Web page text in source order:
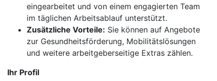
eingearbeitet und von einem engagierten Team
im täglichen Arbeitsablauf unterstützt.
Zusätzliche Vorteile: Sie können auf Angebote
zur Gesundheitsförderung, Mobilitätslösungen
und weitere arbeitgeberseitige Extras zählen.
Ihr Profil